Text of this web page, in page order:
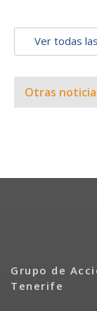
Ver todas
Otras
Grupo de
Tenerife